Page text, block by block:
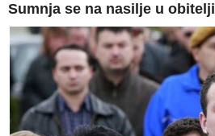
Sumnja se na nasilje u obitelji